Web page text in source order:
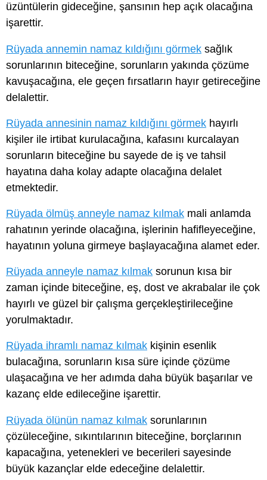
üzüntülerin gideceğine, şansının hep açık olacağına
işarettir.
Rüyada annemin namaz kıldığını görmek sağlık
sorunlarının biteceğine, sorunların yakında çözüme
kavuşacağına, ele geçen fırsatların hayır getireceğine
delalettir.
Rüyada annesinin namaz kıldığını görmek hayırlı
kişiler ile irtibat kurulacağına, kafasını kurcalayan
sorunların biteceğine bu sayede de iş ve tahsil
hayatına daha kolay adapte olacağına delalet
etmektedir.
Rüyada ölmüş anneyle namaz kılmak mali anlamda
rahatının yerinde olacağına, işlerinin hafifleyeceğine,
hayatının yoluna girmeye başlayacağına alamet eder.
Rüyada anneyle namaz kılmak sorunun kısa bir
zaman içinde biteceğine, eş, dost ve akrabalar ile çok
hayırlı ve güzel bir çalışma gerçekleştirileceğine
yorulmaktadır.
Rüyada ihramlı namaz kılmak kişinin esenlik
bulacağına, sorunların kısa süre içinde çözüme
ulaşacağına ve her adımda daha büyük başarılar ve
kazanç elde edileceğine işarettir.
Rüyada ölünün namaz kılmak sorunlarının
çözüleceğine, sıkıntılarının biteceğine, borçlarının
kapacağına, yetenekleri ve becerileri sayesinde
büyük kazançlar elde edeceğine delalettir.